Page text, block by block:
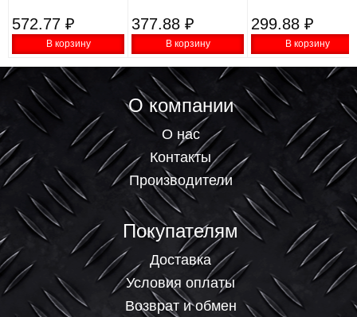
572.77 ₽
В корзину
377.88 ₽
В корзину
299.88 ₽
В корзину
О компании
О нас
Контакты
Производители
Покупателям
Доставка
Условия оплаты
Возврат и обмен